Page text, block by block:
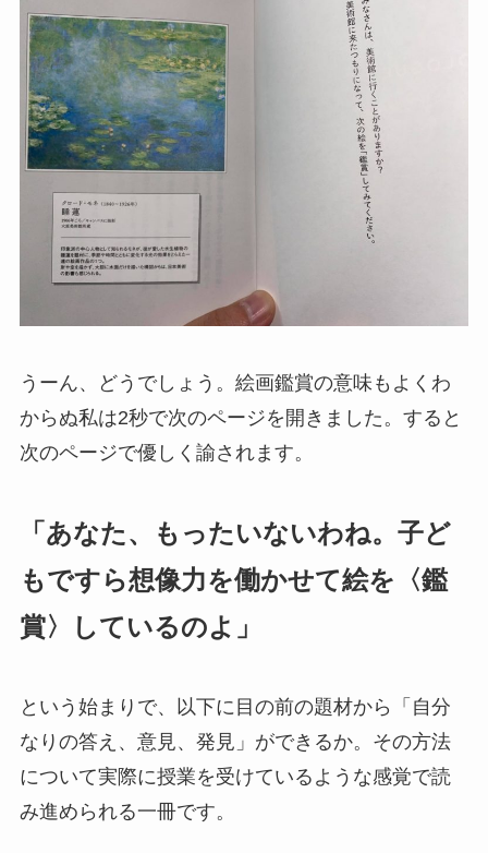
うーん、どうでしょう。絵画鑑賞の意味もよくわ
からぬ私は2秒で次のページを開きました。すると
次のページで優しく諭されます。
「あなた、もったいないわね。子ど
もですら想像力を働かせて絵を〈鑑
賞〉しているのよ」
という始まりで、以下に目の前の題材から「自分
なりの答え、意見、発見」ができるか。その方法
について実際に授業を受けているような感覚で読
み進められる一冊です。